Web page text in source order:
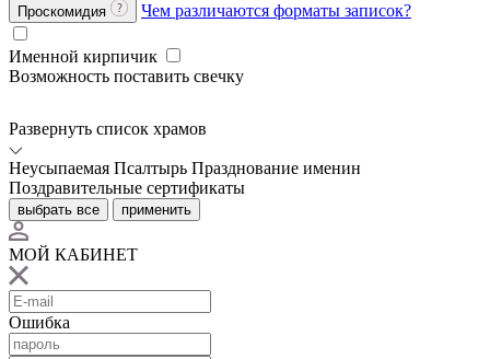
Проскомидия
Чем различаются форматы записок?
Именной кирпичик
Возможность поставить свечку
Развернуть список храмов
Неусыпаемая Псалтырь Празднование именин
Поздравительные сертификаты
выбрать все применить
МОЙ КАБИНЕТ
Ошибка